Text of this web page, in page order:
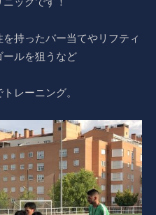
持ったバー当てやリフティ
ールを狙うなど
レーニング。